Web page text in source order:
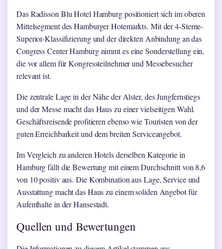
Das Radisson Blu Hotel Hamburg positioniert sich im oberen
Mittelsegment des Hamburger Hotemarkts. Mit der 4-Sterne-
Superior-Klassifizierung und der direkten Anbindung an das
Congress Center Hamburg nimmt es eine Sonderstellung ein,
die vor allem für Kongressteilnehmer und Messebesucher
relevant ist.
Die zentrale Lage in der Nähe der Alster, des Jungfernstiegs
und der Messe macht das Haus zu einer vielseitigen Wahl.
Geschäftsreisende profitieren ebenso wie Touristen von der
guten Erreichbarkeit und dem breiten Serviceangebot.
Im Vergleich zu anderen Hotels derselben Kategorie in
Hamburg fällt die Bewertung mit einem Durchschnitt von 8,6
von 10 positiv aus. Die Kombination aus Lage, Service und
Ausstattung macht das Haus zu einem soliden Angebot für
Aufenthalte in der Hansestadt.
Quellen und Bewertungen